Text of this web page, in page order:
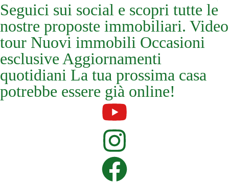
Seguici sui social e scopri tutte le
nostre proposte immobiliari. Video
tour Nuovi immobili Occasioni
esclusive Aggiornamenti
quotidiani La tua prossima casa
potrebbe essere già online!